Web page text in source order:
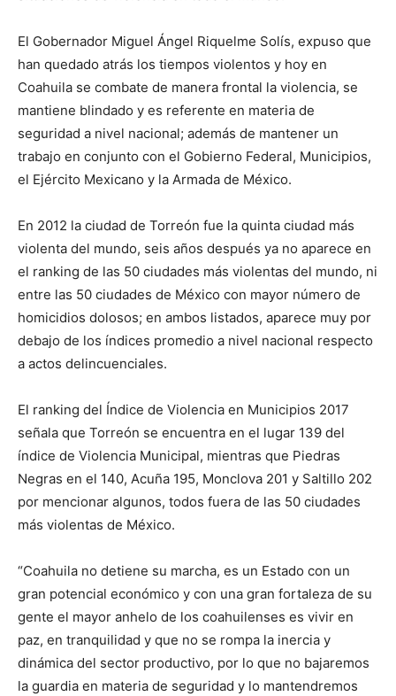
El Gobernador Miguel Ángel Riquelme Solís, expuso que
han quedado atrás los tiempos violentos y hoy en
Coahuila se combate de manera frontal la violencia, se
mantiene blindado y es referente en materia de
seguridad a nivel nacional; además de mantener un
trabajo en conjunto con el Gobierno Federal, Municipios,
el Ejército Mexicano y la Armada de México.
En 2012 la ciudad de Torreón fue la quinta ciudad más
violenta del mundo, seis años después ya no aparece en
el ranking de las 50 ciudades más violentas del mundo, ni
entre las 50 ciudades de México con mayor número de
homicidios dolosos; en ambos listados, aparece muy por
debajo de los índices promedio a nivel nacional respecto
a actos delincuenciales.
El ranking del Índice de Violencia en Municipios 2017
señala que Torreón se encuentra en el lugar 139 del
índice de Violencia Municipal, mientras que Piedras
Negras en el 140, Acuña 195, Monclova 201 y Saltillo 202
por mencionar algunos, todos fuera de las 50 ciudades
más violentas de México.
“Coahuila no detiene su marcha, es un Estado con un
gran potencial económico y con una gran fortaleza de su
gente el mayor anhelo de los coahuilenses es vivir en
paz, en tranquilidad y que no se rompa la inercia y
dinámica del sector productivo, por lo que no bajaremos
la guardia en materia de seguridad y lo mantendremos